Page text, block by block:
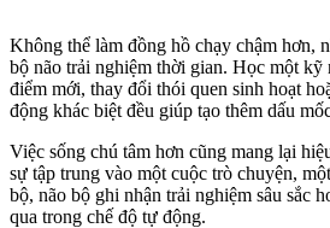
Không thể làm đồng hồ chạy chậm hơn,
bộ não trải nghiệm thời gian. Học một kỹ
điểm mới, thay đổi thói quen sinh hoạt
động khác biệt đều giúp tạo thêm dấu
Việc sống chú tâm hơn cũng mang lại
sự tập trung vào một cuộc trò chuyện,
bộ, não bộ ghi nhận trải nghiệm sâu sắc
qua trong chế độ tự động.